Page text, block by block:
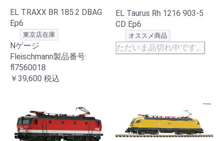
EL TRAXX BR 185.2 DBAG
Ep6
東京店在庫
Nゲージ
Fleischmann製品番号:
fl7560018
￥39,600 税込
EL Taurus Rh 1216 903-5
CD Ep6
オススメ商品
ただいま品切れ中です。